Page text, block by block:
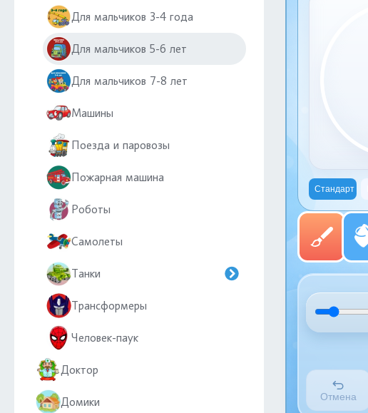
Для мальчиков 3-4 года
Для мальчиков 5-6 лет
Для мальчиков 7-8 лет
Машины
Поезда и паровозы
Пожарная машина
Роботы
Самолеты
Танки
Трансформеры
Человек-паук
Доктор
Домики
Стандарт
Отмена